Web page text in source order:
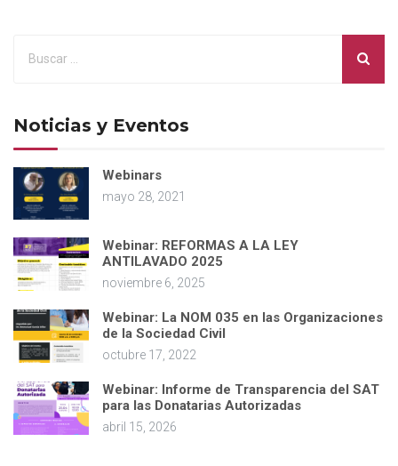
Noticias y Eventos
Webinars
mayo 28, 2021
Webinar: REFORMAS A LA LEY
ANTILAVADO 2025
noviembre 6, 2025
Webinar: La NOM 035 en las Organizaciones
de la Sociedad Civil
octubre 17, 2022
Webinar: Informe de Transparencia del SAT
para las Donatarias Autorizadas
abril 15, 2026